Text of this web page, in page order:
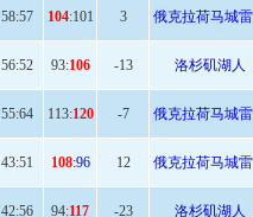
58:57 104:101 3 俄克拉荷马城
56:52 93:106 -13 洛杉矶湖人
55:64 113:120 -7 俄克拉荷马城
43:51 108:96 12 俄克拉荷马城
42:56 94:117 -23 洛杉矶湖人